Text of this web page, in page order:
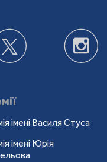
імені Василя Стуса
імені Юрія